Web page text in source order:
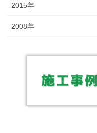
2015年
2008年